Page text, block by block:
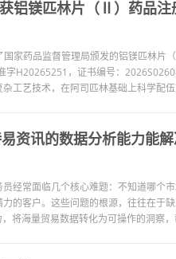
铝镁匹林片（Ⅱ）药品注
家药品监督管理局颁发的铝镁匹林
字H20265251，证书编号：
工艺技术，在阿司匹林基础上科学配
资讯的数据分析能力能解
经常面临几个核心难题：不知道哪个
的客户。这些问题的根源，往往在于
将海量贸易数据转化为可操作的洞察